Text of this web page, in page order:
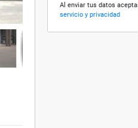
Al enviar tus datos
servicio y privacidad